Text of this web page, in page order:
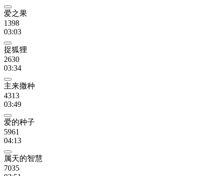
爱之果
1398
03:03
捉狐狸
2630
03:34
主来撒种
4313
03:49
爱的种子
5961
04:13
属天的智慧
7035